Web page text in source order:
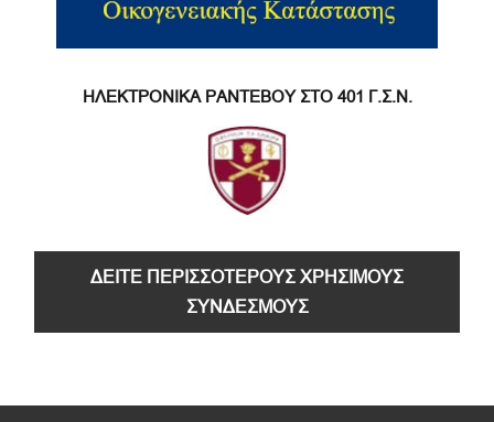
ΗΛΕΚΤΡΟΝΙΚΑ ΡΑΝΤΕΒΟΥ ΣΤΟ 401 Γ.Σ.Ν.
ΔΕΙΤΕ ΠΕΡΙΣΣΟΤΕΡΟΥΣ ΧΡΗΣΙΜΟΥΣ
ΣΥΝΔΕΣΜΟΥΣ